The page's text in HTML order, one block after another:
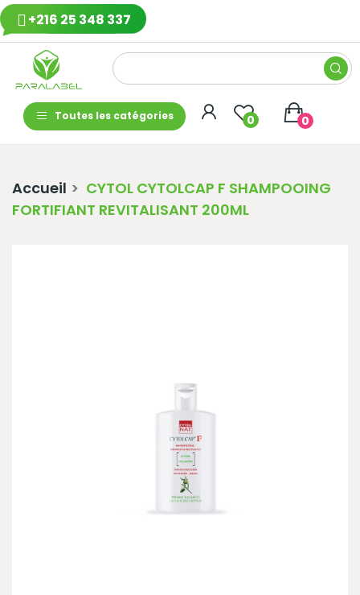
+216 25 348 337
Toutes les catégories 0 0
Accueil
CYTOL CYTOLCAP F SHAMPOOING
FORTIFIANT REVITALISANT 200ML